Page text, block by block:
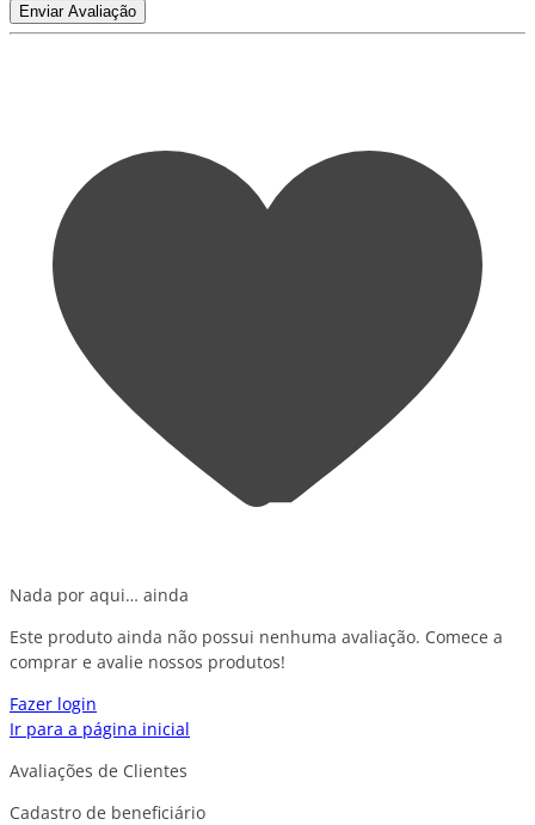
Enviar Avaliação
Nada por aqui… ainda
Este produto ainda não possui nenhuma avaliação. Comece a
comprar e avalie nossos produtos!
Fazer login
Ir para a página inicial
Avaliações de Clientes
Cadastro de beneficiário